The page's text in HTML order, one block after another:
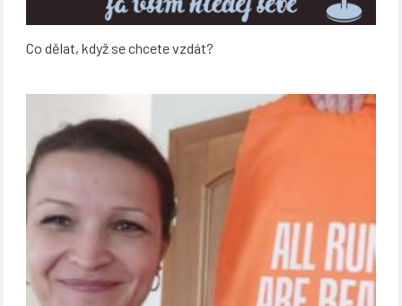
Co dělat, když se chcete vzdát?